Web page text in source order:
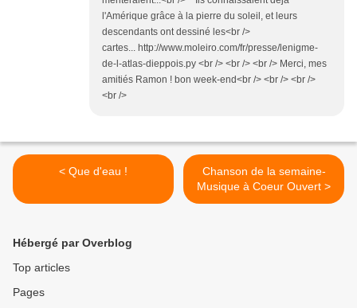
l'Amérique grâce à la pierre du soleil, et leurs
descendants ont dessiné les<br />
cartes... http://www.moleiro.com/fr/presse/lenigme-
de-l-atlas-dieppois.py <br /> <br /> <br /> Merci, mes
amitiés Ramon ! bon week-end<br /> <br /> <br />
<br />
< Que d'eau !
Chanson de la semaine-
Musique à Coeur Ouvert >
Hébergé par Overblog
Top articles
Pages